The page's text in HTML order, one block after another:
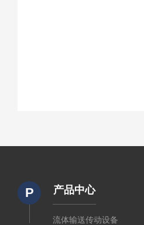
P 产品中心
流体输送传动设备